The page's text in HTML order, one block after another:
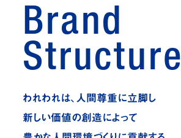
ご利用規約・免責事項
© NOMURA medias Co.,Ltd. All rights reserved.
Brand
Structure
われわれは、人間尊重に立脚し
新しい価値の創造によって